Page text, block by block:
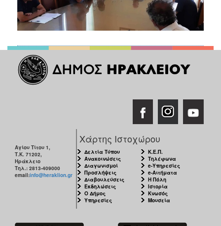
Αγίου Τίτου 1,
Τ.Κ. 71202,
Ηράκλειο
Τηλ.: 2813-409000
email:info@heraklion.gr
Χάρτης Ιστοχώρου
Δελτία Τύπου
Ανακοινώσεις
Διαγωνισμοί
Προσλήψεις
Διαβουλεύσεις
Εκδηλώσεις
Ο Δήμος
Υπηρεσίες
Κ.Ε.Π.
Τηλέφωνα
e-Υπηρεσίες
e-Αιτήματα
Η Πόλη
Ιστορία
Κνωσός
Μουσεία